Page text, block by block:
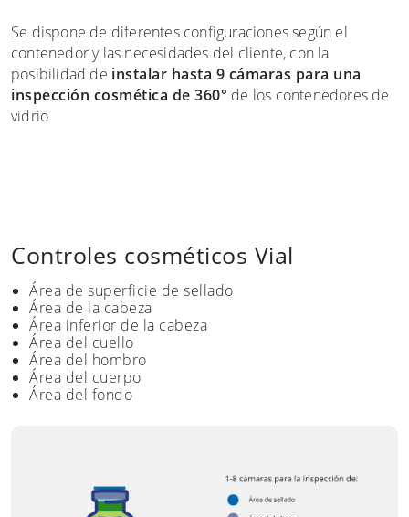
Se dispone de diferentes configuraciones según el
contenedor y las necesidades del cliente, con la
posibilidad de instalar hasta 9 cámaras para una
inspección cosmética de 360° de los contenedores de
vidrio
Controles cosméticos Vial
Área de superficie de sellado
Área de la cabeza
Área inferior de la cabeza
Área del cuello
Área del hombro
Área del cuerpo
Área del fondo